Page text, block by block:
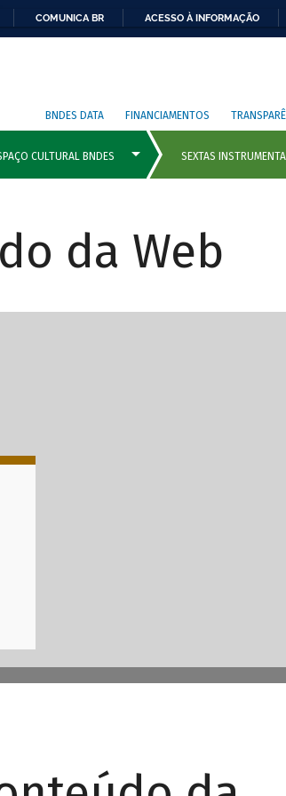
COMUNICA BR ACESSO À INFORMAÇÃO
BNDES DATA FINANCIAMENTOS
da Web
com